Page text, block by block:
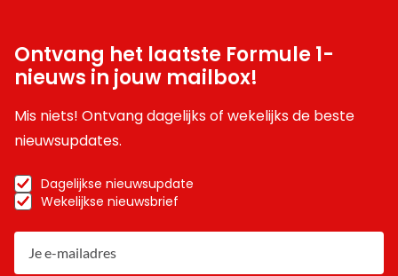
Ontvang het laatste Formule 1-
nieuws in jouw mailbox!
Mis niets! Ontvang dagelijks of wekelijks de beste
nieuwsupdates.
Dagelijkse nieuwsupdate
Wekelijkse nieuwsbrief